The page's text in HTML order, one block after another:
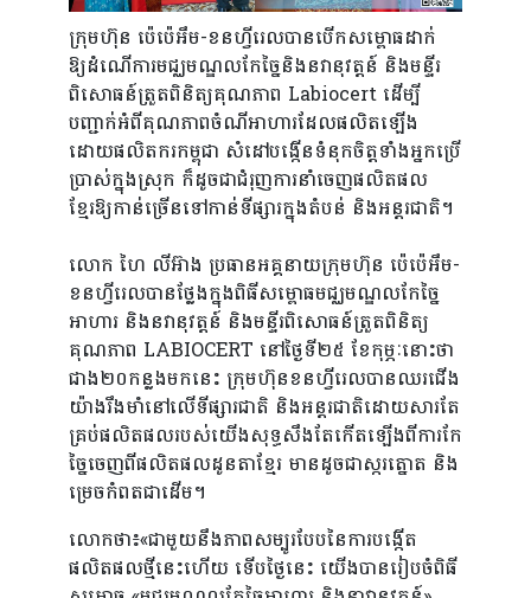
Home
Services
Water
Wastewater
Testing
Testing
Pharmaceutical
ក្រុមហ៊ុន​ ប៉េប៉េអឹម-ខនហ្វីរេលបានបើកសម្ពោធដាក់
ឱ្យដំណើការមជ្ឈមណ្ឌលកែច្នៃនិងនវានុវត្តន៍ និងមន្ទីរ
ពិសោធន៍ត្រួតពិនិត្យគុណភាព Labiocert ដើម្បី
បញ្ជាក់អំពីគុណភាពចំណីអាហារដែលផលិតឡើង
ដោយផលិតករកម្ពុជា សំដៅបង្កើនទំនុកចិត្តទាំងអ្នកប្រើ
ប្រាស់ក្នុងស្រុក ក៏ដូចជាជំរុញការនាំចេញផលិតផល
ខ្មែរឱ្យកាន់ច្រើនទៅកាន់ទីផ្សារក្នុងតំបន់ និងអន្តរជាតិ។
លោក​ ហៃ លីអ៊ាង ប្រធាន​អគ្គនាយក្រុមហ៊ុន​ ប៉េប៉េអឹម-
ខនហ្វីរេលបានថ្លែងក្នុងពិធី​សម្ពោធ​មជ្ឈមណ្ឌល​កែច្នៃ​
អាហារ និង​នវានុវត្តន៍ និង​មន្ទីរ​ពិសោធន៍​ត្រួត​ពិនិត្យ​
គុណភាព LABIOCERT នៅថ្ងៃទី២៥ ខែកុម្ភៈនោះថា
ជាង​២០កន្លង​មក​នេះ ក្រុមហ៊ុន​ខនហ្វីរេល​បាន​ឈរ​ជើង​
យ៉ាងរឹងមាំ​នៅ​លើ​ទី​ផ្សារ​ជាតិ និង​អន្តរជាតិ​ដោយ​សារ​តែ​
គ្រប់​ផលិត​ផលរបស់​យើង​សុទ្ធ​សឹង​តែកើតឡើងពីការកែ
ច្នៃចេញ​ពីផលិត​ផលដូនតាខ្មែរ មានដូច​ជាស្ករត្នោត និង​
ម្រេចកំពតជាដើម។​​
លោកថា៖«ជាមួយ​នឹង​ភាពសម្បូរបែបនៃ​ការ​បង្កើត​
ផលិតផលថ្មីនេះហើយ​ ទើប​ថ្ងៃនេះ យើង​បាន​រៀប​ចំពិធី